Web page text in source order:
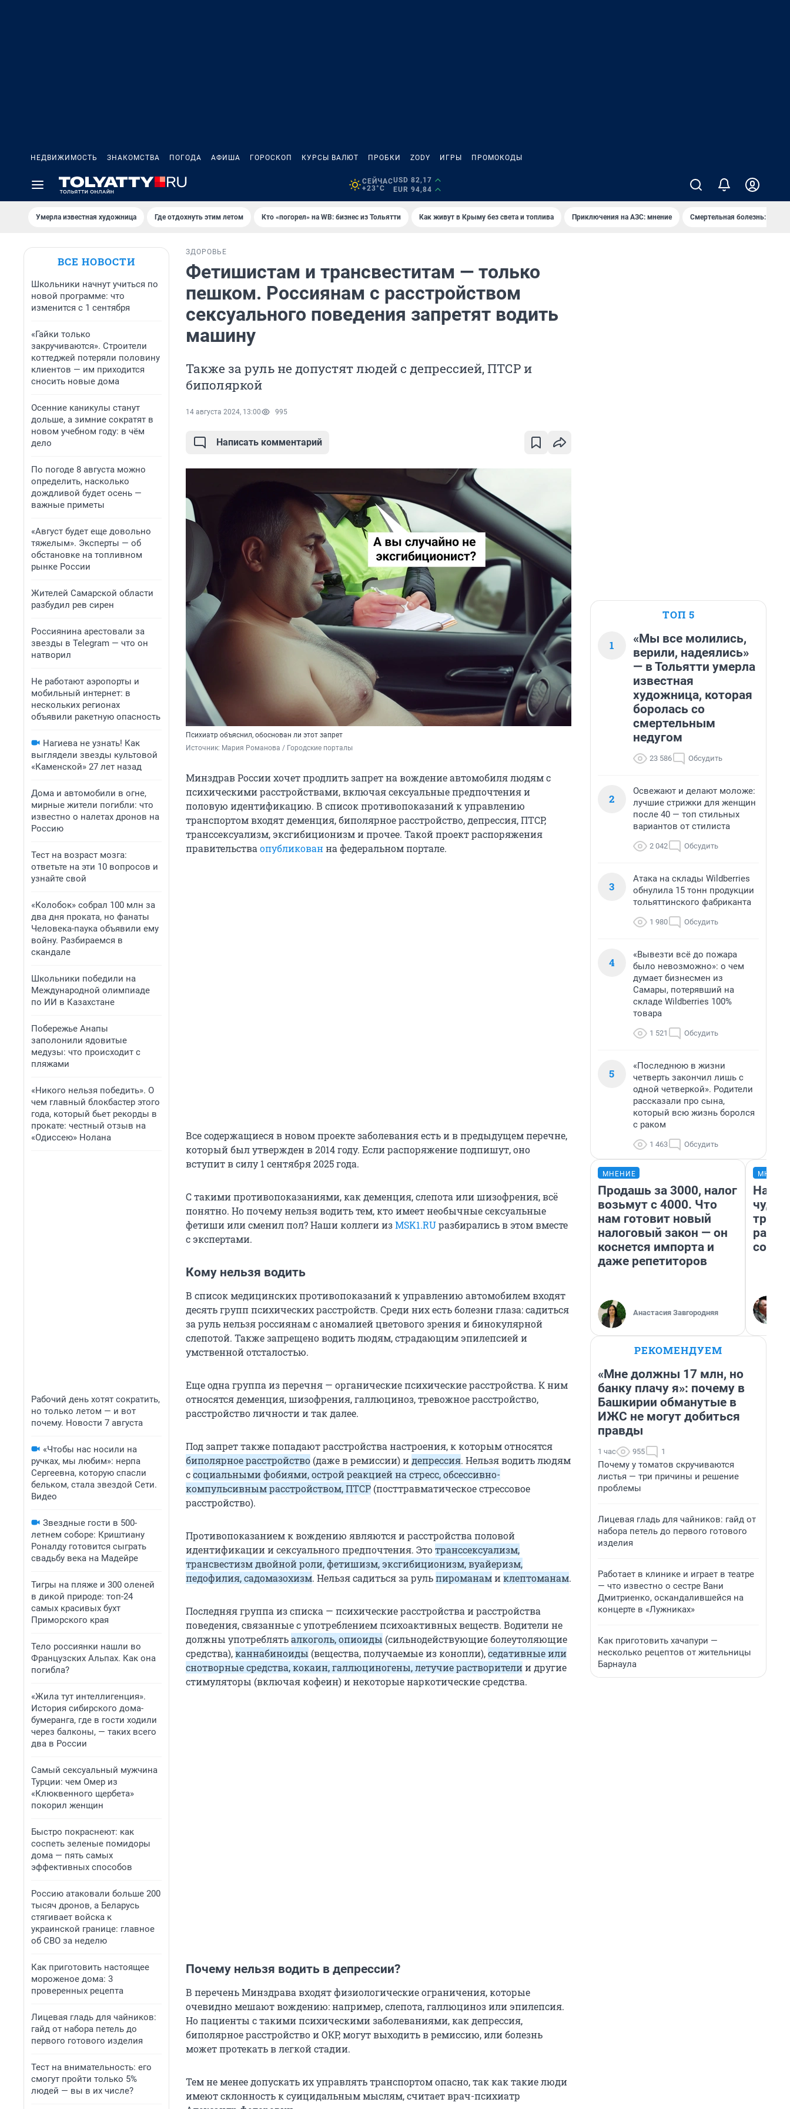
НЕДВИЖИМОСТЬ ЗНАКОМСТВА ПОГОДА АФИША ГОРОСКОП КУРСЫ ВАЛЮТ ПРОБКИ ZODY ИГРЫ ПРОМОКОДЫ
СЕЙЧАС
+23°C
USD 82,17
EUR 94,84
Умерла известная художница Где отдохнуть этим летом Кто «погорел» на WB: бизнес из Тольятти Как живут в Крыму без света и топлива Приключения на АЗС: мнение Смертельная болезнь:
ВСЕ НОВОСТИ
Школьники начнут учиться по
новой программе: что
изменится с 1 сентября
«Гайки только
закручиваются». Строители
коттеджей потеряли половину
клиентов — им приходится
сносить новые дома
Осенние каникулы станут
дольше, а зимние сократят в
новом учебном году: в чём
дело
По погоде 8 августа можно
определить, насколько
дождливой будет осень —
важные приметы
«Август будет еще довольно
тяжелым». Эксперты — об
обстановке на топливном
рынке России
Жителей Самарской области
разбудил рев сирен
Россиянина арестовали за
звезды в Telegram — что он
натворил
Не работают аэропорты и
мобильный интернет: в
нескольких регионах
объявили ракетную опасность
Нагиева не узнать! Как
выглядели звезды культовой
«Каменской» 27 лет назад
Дома и автомобили в огне,
мирные жители погибли: что
известно о налетах дронов на
Россию
Тест на возраст мозга:
ответьте на эти 10 вопросов и
узнайте свой
«Колобок» собрал 100 млн за
два дня проката, но фанаты
Человека-паука объявили ему
войну. Разбираемся в
скандале
Школьники победили на
Международной олимпиаде
по ИИ в Казахстане
Побережье Анапы
заполонили ядовитые
медузы: что происходит с
пляжами
«Никого нельзя победить». О
чем главный блокбастер этого
года, который бьет рекорды в
прокате: честный отзыв на
«Одиссею» Нолана
Рабочий день хотят сократить,
но только летом — и вот
почему. Новости 7 августа
«Чтобы нас носили на
ручках, мы любим»: нерпа
Сергеевна, которую спасли
бельком, стала звездой Сети.
Видео
Звездные гости в 500-
летнем соборе: Криштиану
Роналду готовится сыграть
свадьбу века на Мадейре
Тигры на пляже и 300 оленей
в дикой природе: топ-24
самых красивых бухт
Приморского края
Тело россиянки нашли во
Французских Альпах. Как она
погибла?
«Жила тут интеллигенция».
История сибирского дома-
бумеранга, где в гости ходили
через балконы, — таких всего
два в России
Самый сексуальный мужчина
Турции: чем Омер из
«Клюквенного щербета»
покорил женщин
Быстро покраснеют: как
соспеть зеленые помидоры
дома — пять самых
эффективных способов
Россию атаковали больше 200
тысяч дронов, а Беларусь
стягивает войска к
украинской границе: главное
об СВО за неделю
Как приготовить настоящее
мороженое дома: 3
проверенных рецепта
Лицевая гладь для чайников:
гайд от набора петель до
первого готового изделия
Тест на внимательность: его
смогут пройти только 5%
людей — вы в их числе?
ЗДОРОВЬЕ
Фетишистам и трансвеститам — только
пешком. Россиянам с расстройством
сексуального поведения запретят водить
машину
Также за руль не допустят людей с депрессией, ПТСР и
биполяркой
14 августа 2024, 13:00 995
Написать комментарий
Психиатр объяснил, обоснован ли этот запрет
Источник: Мария Романова / Городские порталы
Минздрав России хочет продлить запрет на вождение автомобиля людям с
психическими расстройствами, включая сексуальные предпочтения и
половую идентификацию. В список противопоказаний к управлению
транспортом входят деменция, биполярное расстройство, депрессия, ПТСР,
транссексуализм, эксгибиционизм и прочее. Такой проект распоряжения
правительства опубликованна федеральном портале.
Все содержащиеся в новом проекте заболевания есть и в предыдущем перечне,
который был утвержден в 2014 году. Если распоряжение подпишут, оно
вступит в силу 1 сентября 2025 года.
С такими противопоказаниями, как деменция, слепота или шизофрения, всё
понятно. Но почему нельзя водить тем, кто имеет необычные сексуальные
фетиши или сменил пол? Наши коллеги изMSK1.RUразбирались в этом вместе
с экспертами.
Кому нельзя водить
В список медицинских противопоказаний к управлению автомобилем входят
десять групп психических расстройств. Среди них есть болезни глаза: садиться
за руль нельзя россиянам с аномалией цветового зрения и бинокулярной
слепотой. Также запрещено водить людям, страдающим эпилепсией и
умственной отсталостью.
Еще одна группа из перечня — органические психические расстройства. К ним
относятся деменция, шизофрения, галлюциноз, тревожное расстройство,
расстройство личности и так далее.
Под запрет также попадают расстройства настроения, к которым относятся
биполярное расстройство (даже в ремиссии) и депрессия. Нельзя водить людям
ссоциальными фобиями, острой реакцией на стресс, обсессивно-
компульсивным расстройством, ПТСР (посттравматическое стрессовое
расстройство).
Противопоказанием к вождению являются и расстройства половой
идентификации и сексуального предпочтения. Этотранссексуализм,
трансвестизм двойной роли, фетишизм, эксгибиционизм, вуайеризм,
педофилия, садомазохизм. Нельзя садиться за рульпироманамиклептоманам.
Последняя группа из списка — психические расстройства и расстройства
поведения, связанные с употреблением психоактивных веществ. Водители не
должны употреблятьалкоголь, опиоиды (сильнодействующие болеутоляющие
средства),каннабиноиды (вещества, получаемые из конопли),седативные или
снотворные средства, кокаин, галлюциногены, летучие растворителии другие
стимуляторы (включая кофеин) и некоторые наркотические средства.
Почему нельзя водить в депрессии?
В перечень Минздрава входят физиологические ограничения, которые
очевидно мешают вождению: например, слепота, галлюциноз или эпилепсия.
Но пациенты с такими психическими заболеваниями, как депрессия,
биполярное расстройство и ОКР, могут выходить в ремиссию, или болезнь
может протекать в легкой стадии.
Тем не менее допускать их управлять транспортом опасно, так как такие люди
имеют склонность к суицидальным мыслям, считает врач-психиатр
ТОП 5
1
«Мы все молились,
верили, надеялись»
— в Тольятти умерла
известная
художница, которая
боролась со
смертельным
недугом
23 586 Обсудить
2
Освежают и делают моложе:
лучшие стрижки для женщин
после 40 — топ стильных
вариантов от стилиста
2 042 Обсудить
3
Атака на склады Wildberries
обнулила 15 тонн продукции
тольяттинского фабриканта
1 980 Обсудить
4
«Вывезти всё до пожара
было невозможно»: о чем
думает бизнесмен из
Самары, потерявший на
складе Wildberries 100%
товара
1 521 Обсудить
5
«Последнюю в жизни
четверть закончил лишь с
одной четверкой». Родители
рассказали про сына,
который всю жизнь боролся
с раком
1 463 Обсудить
МНЕНИЕ
Продашь за 3000, налог
возьмут с 4000. Что
нам готовит новый
налоговый закон — он
коснется импорта и
даже репетиторов
Анастасия Завгородняя
РЕКОМЕНДУЕМ
«Мне должны 17 млн, но
банку плачу я»: почему в
Башкирии обманутые в
ИЖС не могут добиться
правды
1 час 955 1
Почему у томатов скручиваются
листья — три причины и решение
проблемы
Лицевая гладь для чайников: гайд от
набора петель до первого готового
изделия
Работает в клинике и играет в театре
— что известно о сестре Вани
Дмитриенко, оскандалившейся на
концерте в «Лужниках»
Как приготовить хачапури —
несколько рецептов от жительницы
Барнаула